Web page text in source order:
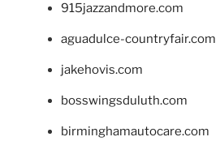
915jazzandmore.com
aguadulce-countryfair.com
jakehovis.com
bosswingsduluth.com
birminghamautocare.com